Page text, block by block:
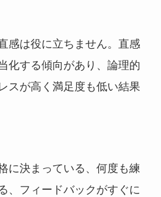
感は役に立ちません。直感
化する傾向があり、論理的
スが高く満足度も低い結果
に決まっている、何度も練
、フィードバックがすぐに